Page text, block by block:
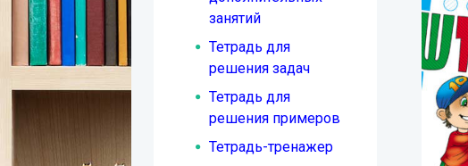
занятий
Тетрадь для
решения задач
Тетрадь для
решения примеров
Тетрадь-тренажер